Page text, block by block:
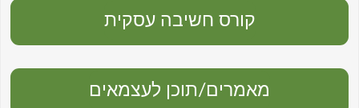
קורס חשיבה עסקית
מאמרים/תוכן לעצמאים